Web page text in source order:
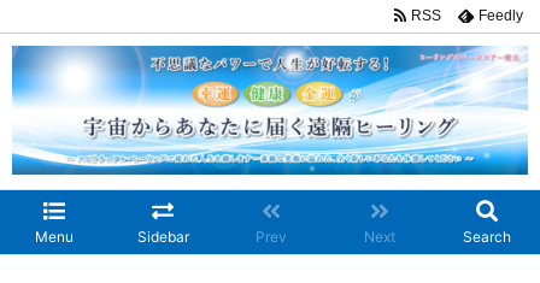
Menu Sidebar Prev Next Search
RSS Feedly